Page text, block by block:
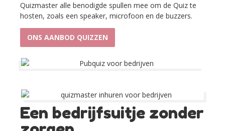
Quizmaster alle benodigde spullen mee om de Quiz te
hosten, zoals een speaker, microfoon en de buzzers.
ONS AANBOD QUIZZEN
Een bedrijfsuitje zonder